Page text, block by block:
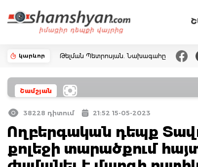
կարևոր Թելման Պետրոսյան. Նախագահը
Շամշյան
38228 դիտում 21:52 15-05-2023
Ողբերգական դեպք
քոլեջի տարածքում